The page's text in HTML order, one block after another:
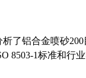
了铝合金喷砂200
8503-1标准和行